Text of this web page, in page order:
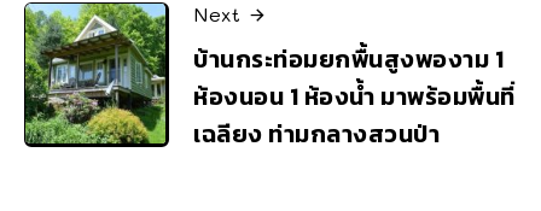
Next
บ้านกระท่อมยกพื้นสูงพองาม 1
ห้องนอน 1 ห้องน้ำ มาพร้อมพื้นที่
เฉลียง ท่ามกลางสวนป่า